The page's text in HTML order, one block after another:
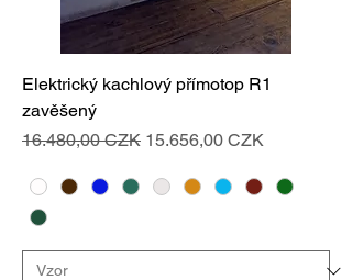
Elektrický kachlový přímotop R1
zavěšený
Standardpreis
16.480,00 CZK Sale-Preis
15.656,00 CZK